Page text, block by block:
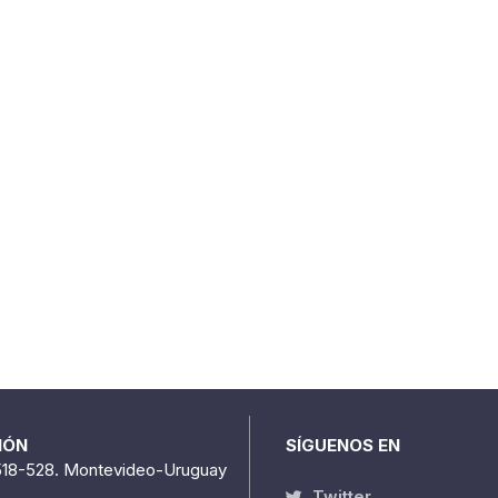
528. Montevideo-Uruguay
SÍGUENOS EN